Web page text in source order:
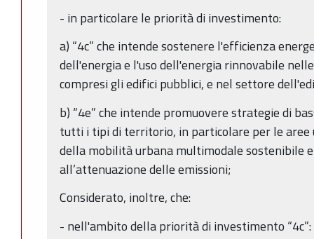
- in particolare le priorità di investimento:
a) “4c” che intende sostenere l'efficienza
dell'energia e l'uso dell'energia rinnovabile
compresi gli edifici pubblici, e nel settore
b) “4e” che intende promuovere strategie di
tutti i tipi di territorio, in particolare per le aree
della mobilità urbana multimodale sostenibile
all’attenuazione delle emissioni;
Considerato, inoltre, che:
- nell'ambito della priorità di investimento “4c”: